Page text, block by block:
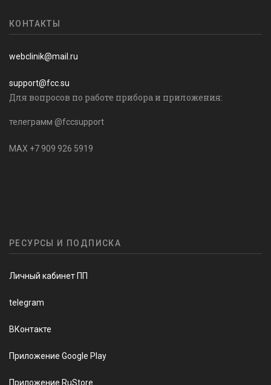
КОНТАКТЫ
webclinik@mail.ru
support@fcc.su
Для вопросов по работе прибора и приложения:
телеграмм @fccsupport
MAX +7 909 926 5919
РЕСУРСЫ И ПОДПИСКА
Личный кабинет ПП
telegram
ВКонтакте
Приложение Google Play
Приложение RuStore